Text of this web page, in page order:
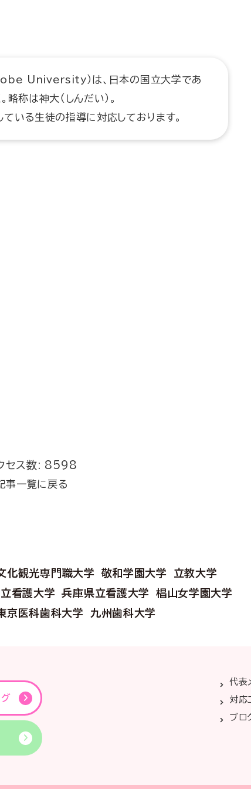
University）は、日本の国立大学であ
称は神大（しんだい）。
いる生徒の指導に対応しております。
セス数: 8598
事一覧に戻る
化観光専門職大学 敬和学園大学
立教大学
看護大学
兵庫県立看護大学
椙山女学園大学
京医科歯科大学
九州歯科大学
代表
対応
ブロ